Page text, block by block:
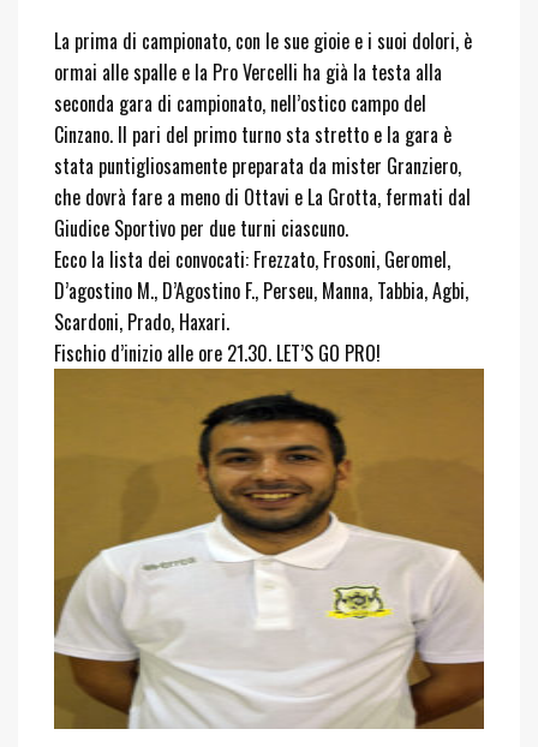
La prima di campionato, con le sue gioie e i suoi dolori, è
ormai alle spalle e la Pro Vercelli ha già la testa alla
seconda gara di campionato, nell’ostico campo del
Cinzano. Il pari del primo turno sta stretto e la gara è
stata puntigliosamente preparata da mister Granziero,
che dovrà fare a meno di Ottavi e La Grotta, fermati dal
Giudice Sportivo per due turni ciascuno.
Ecco la lista dei convocati: Frezzato, Frosoni, Geromel,
D’agostino M., D’Agostino F., Perseu, Manna, Tabbia, Agbi,
Scardoni, Prado, Haxari.
Fischio d’inizio alle ore 21.30. LET’S GO PRO!